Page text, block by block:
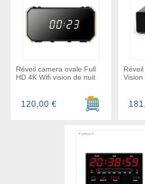
Réveil camera ovale Full
HD 4K Wifi vision de nuit
Ajouter au
120,00 €